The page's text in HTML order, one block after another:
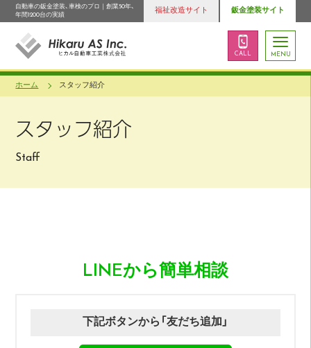
自動車の鈑金塗装、車検のプロ｜創業50年、
年間1200台の実績
福祉改造サイト 鈑金塗装サイト
CALL MENU
ホーム スタッフ紹介
スタッフ紹介
Staff
LINEから簡単相談
下記ボタンから「友だち追加」